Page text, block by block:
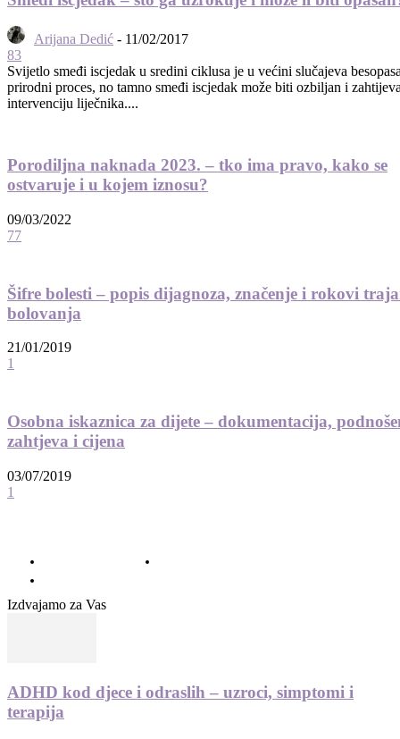
Arijana Dedić - 11/02/2017
83
Svijetlo smeđi iscjedak u sredini ciklusa je u većini slučajeva
prirodni proces, no tamno smeđi iscjedak može biti ozbiljan i
intervenciju liječnika....
Porodiljna naknada 2023. – tko ima pravo, kako se
ostvaruje i u kojem iznosu?
09/03/2022
77
Šifre bolesti – popis dijagnoza, značenje i rokovi
bolovanja
21/01/2019
1
Osobna iskaznica za dijete – dokumentacija,
zahtjeva i cijena
03/07/2019
1
Izdvajamo za Vas
ADHD kod djece i odraslih – uzroci, simptomi i
terapija